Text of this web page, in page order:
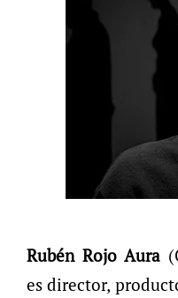
Rubén Rojo Aura
es director,